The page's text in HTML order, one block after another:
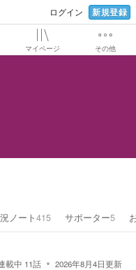
ログイン 新規登録
マイページ その他
ノート415 サポーター5
載中 11話 2026年8月4日更新